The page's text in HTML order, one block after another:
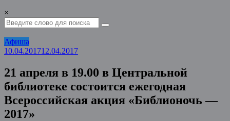
×
Афиша
10.04.201712.04.2017
21 апреля в 19.00 в Центральной
библиотеке состоится ежегодная
Всероссийская акция «Библионочь —
2017»